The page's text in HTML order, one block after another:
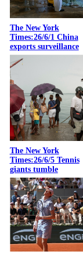
The New York
Times:26/6/1 China
exports surveillance
The New York
Times:26/6/5 Tennis
giants tumble